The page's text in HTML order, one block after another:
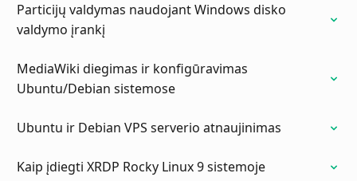
Particijų valdymas naudojant Windows disko
valdymo įrankį
MediaWiki diegimas ir konfigūravimas
Ubuntu/Debian sistemose
Ubuntu ir Debian VPS serverio atnaujinimas
Kaip įdiegti XRDP Rocky Linux 9 sistemoje